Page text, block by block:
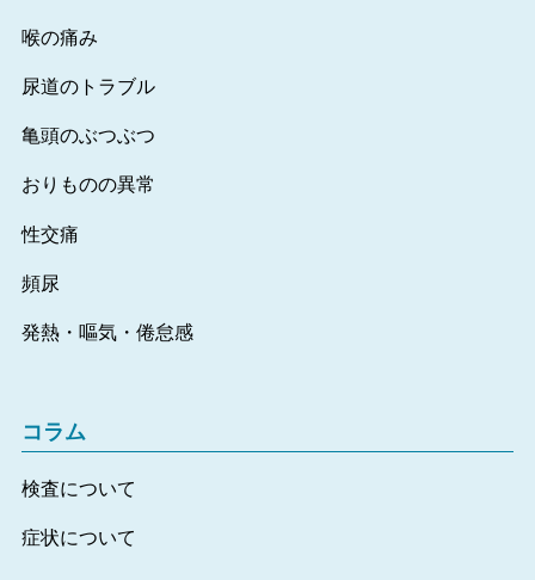
喉の痛み
尿道のトラブル
亀頭のぶつぶつ
おりものの異常
性交痛
頻尿
発熱・嘔気・倦怠感
コラム
検査について
症状について